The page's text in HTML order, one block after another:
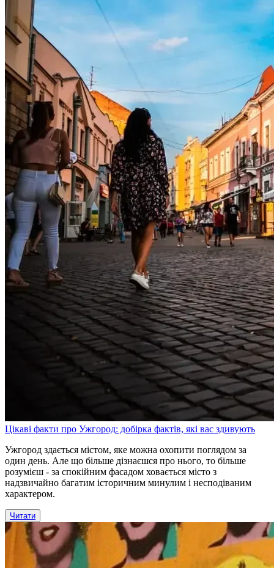
Цікаві факти про Ужгород: добірка фактів, які вас здивують
Ужгород здається містом, яке можна охопити поглядом за
один день. Але що більше дізнаєшся про нього, то більше
розумієш - за спокійним фасадом ховається місто з
надзвичайно багатим історичним минулим і несподіваним
характером.
Читати